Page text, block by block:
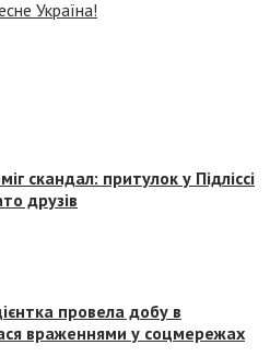
Україна!
скандал: притулок у Підліссі
друзів
провела добу в
враженнями у соцмережах